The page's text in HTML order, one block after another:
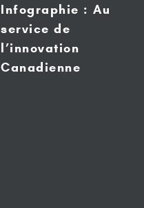
Infographie : Au
service de
l’innovation
Canadienne